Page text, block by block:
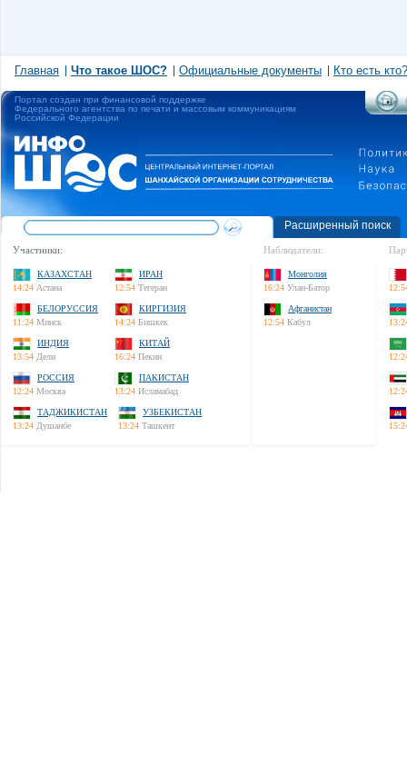
Главная Что такое ШОС? Официальные документы Кто есть кто?
Портал создан при финансовой поддержке
Федерального агентства по печати и массовым коммуникациям
Российской Федерации
Расширенный поиск
Участники:
КАЗАХСТАН
14:24 Астана
ИРАН
12:54 Тегеран
БЕЛОРУССИЯ
11:24 Минск
КИРГИЗИЯ
14:24 Бишкек
ИНДИЯ
13:54 Дели
КИТАЙ
16:24 Пекин
РОССИЯ
12:24 Москва
ПАКИСТАН
13:24 Исламабад
ТАДЖИКИСТАН
13:24 Душанбе
УЗБЕКИСТАН
13:24 Ташкент
Наблюдатели:
Монголия
16:24 Улан-Батор
Афганистан
12:54 Кабул